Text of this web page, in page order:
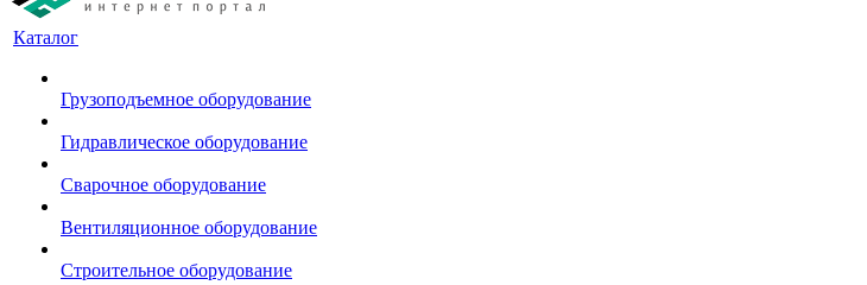
Каталог
Грузоподъемное оборудование
Гидравлическое оборудование
Сварочное оборудование
Вентиляционное оборудование
Строительное оборудование